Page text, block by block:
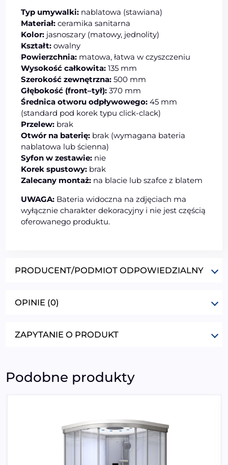
Typ umywalki: nablatowa (stawiana)
Materiał: ceramika sanitarna
Kolor: jasnoszary (matowy, jednolity)
Kształt: owalny
Powierzchnia: matowa, łatwa w czyszczeniu
Wysokość całkowita: 135 mm
Szerokość zewnętrzna: 500 mm
Głębokość (front–tył): 370 mm
Średnica otworu odpływowego: 45 mm
(standard pod korek typu click-clack)
Przelew: brak
Otwór na baterię: brak (wymagana bateria
nablatowa lub ścienna)
Syfon w zestawie: nie
Korek spustowy: brak
Zalecany montaż: na blacie lub szafce z blatem
UWAGA: Bateria widoczna na zdjęciach ma
wyłącznie charakter dekoracyjny i nie jest częścią
oferowanego produktu.
PRODUCENT/PODMIOT ODPOWIEDZIALNY
OPINIE (0)
ZAPYTANIE O PRODUKT
Podobne produkty